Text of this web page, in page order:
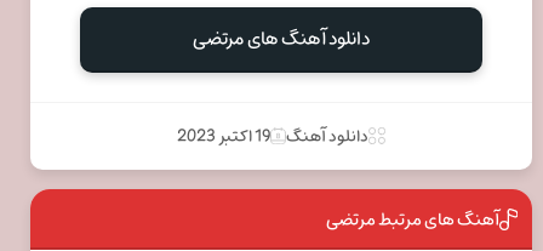
دانلود آهنگ های مرتضی
دانلود آهنگ 19 اکتبر 2023
آهنگ های مرتبط مرتضی